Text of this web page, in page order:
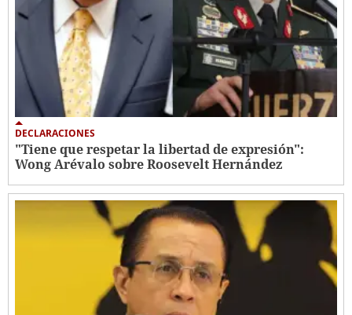
DECLARACIONES
"Tiene que respetar la libertad de expresión":
Wong Arévalo sobre Roosevelt Hernández